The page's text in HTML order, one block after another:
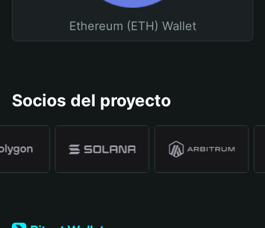
Ethereum (ETH) Wallet
Socios del proyecto